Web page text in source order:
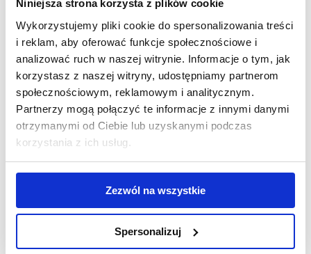
Niniejsza strona korzysta z plików cookie
Wykorzystujemy pliki cookie do spersonalizowania treści
i reklam, aby oferować funkcje społecznościowe i
analizować ruch w naszej witrynie. Informacje o tym, jak
korzystasz z naszej witryny, udostępniamy partnerom
społecznościowym, reklamowym i analitycznym.
Partnerzy mogą połączyć te informacje z innymi danymi
otrzymanymi od Ciebie lub uzyskanymi podczas
korzystania z ich usług.
Zezwól na wszystkie
Spersonalizuj
Kursy
Decyzję dotyczącą wyboru kursów warto
skonsultować z lokalną koordynatorką w
Stanach Zjednoczonych, aby upewnić się,
czy ich ukończenie będzie wystarczające do
zdobycia wymaganej sumy kredytów,
ponieważ nie wszystkie dostępne kursy są
akredytowane i zaliczane do obowiązkowej
Wybór jest zwykle bardzo duży – w ramach
kursu możesz realizować swoje hobby tj.
fotografia, sport, język obcy, taniec, czy gra
na instrumencie lub poszerzać swoją wiedzę